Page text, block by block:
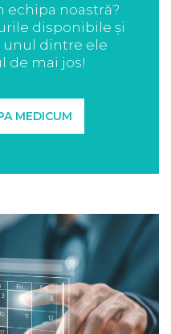
echipa noastră?
disponibile și
dintre ele
de mai jos!
MEDICUM